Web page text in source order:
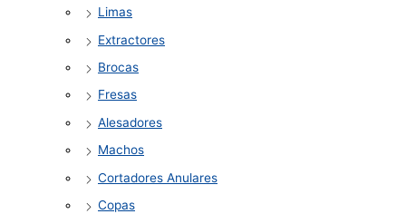
Limas
Extractores
Brocas
Fresas
Alesadores
Machos
Cortadores Anulares
Copas